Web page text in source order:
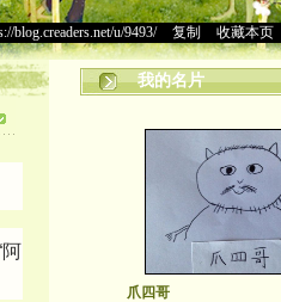
blog.creaders.net/u/9493/> 复制 收藏本页
我的名片
爪四哥